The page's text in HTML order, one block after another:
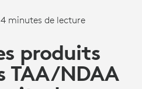
4 minutes de lecture
produits
TAA/NDAA